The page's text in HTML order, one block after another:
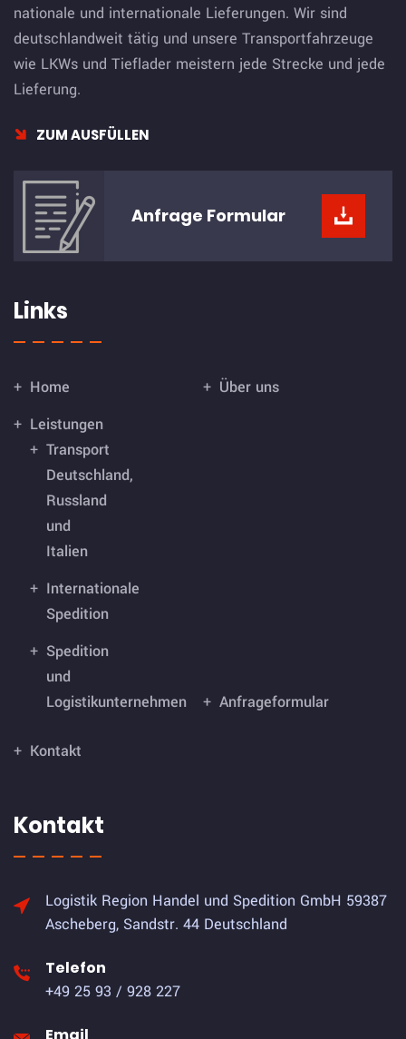
nationale und internationale Lieferungen. Wir sind
deutschlandweit tätig und unsere Transportfahrzeuge
wie LKWs und Tieflader meistern jede Strecke und jede
Lieferung.
ZUM AUSFÜLLEN
Anfrage Formular
Links
Home
Über uns
Leistungen
Transport
Deutschland,
Russland
und
Italien
Internationale
Spedition
Spedition
und
Logistikunternehmen
Anfrageformular
Kontakt
Kontakt
Logistik Region Handel und Spedition GmbH 59387
Ascheberg, Sandstr. 44 Deutschland
Telefon
+49 25 93 / 928 227